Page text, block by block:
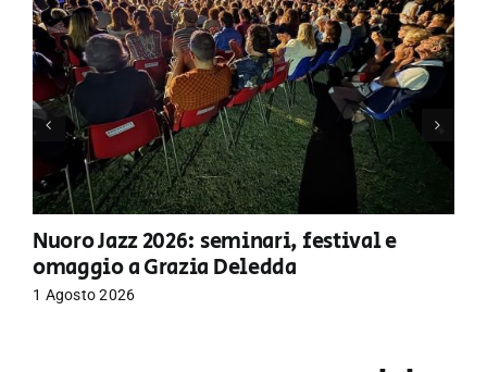
Nuoro Jazz 2026: seminari, festival e
omaggio a Grazia Deledda
1 Agosto 2026